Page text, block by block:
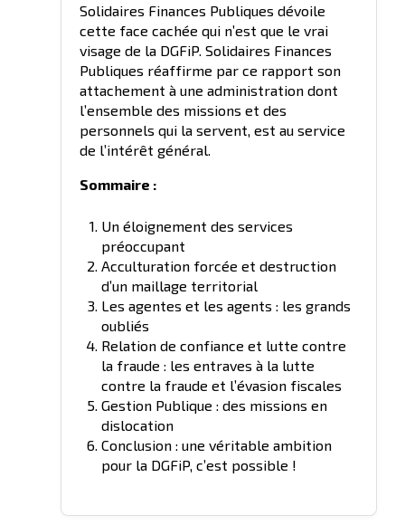
Solidaires Finances Publiques dévoile
cette face cachée qui n’est que le vrai
visage de la DGFiP. Solidaires Finances
Publiques réaffirme par ce rapport son
attachement à une administration dont
l’ensemble des missions et des
personnels qui la servent, est au service
de l’intérêt général.
Sommaire :
Un éloignement des services
préoccupant
Acculturation forcée et destruction
d’un maillage territorial
Les agentes et les agents : les grands
oubliés
Relation de confiance et lutte contre
la fraude : les entraves à la lutte
contre la fraude et l’évasion fiscales
Gestion Publique : des missions en
dislocation
Conclusion : une véritable ambition
pour la DGFiP, c’est possible !